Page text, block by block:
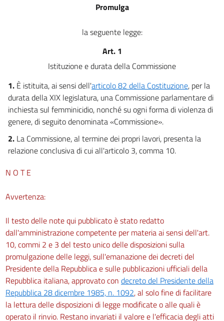
Promulga
la seguente legge:
Art. 1
Istituzione e durata della Commissione
1. È istituita, ai sensi dell'articolo 82 della Costituzione, per la
durata della XIX legislatura, una Commissione parlamentare di
inchiesta sul femminicidio, nonché su ogni forma di violenza di
genere, di seguito denominata «Commissione».
2. La Commissione, al termine dei propri lavori, presenta la
relazione conclusiva di cui all'articolo 3, comma 10.
N O T E
Avvertenza:
Il testo delle note qui pubblicato è stato redatto
dall'amministrazione competente per materia ai sensi dell'art.
10, commi 2 e 3 del testo unico delle disposizioni sulla
promulgazione delle leggi, sull'emanazione dei decreti del
Presidente della Repubblica e sulle pubblicazioni ufficiali della
Repubblica italiana, approvato con decreto del Presidente della
Repubblica 28 dicembre 1985, n. 1092, al solo fine di facilitare
la lettura delle disposizioni di legge modificate o alle quali è
operato il rinvio. Restano invariati il valore e l'efficacia degli atti